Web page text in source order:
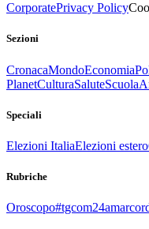
CorporatePrivacy Policy
Sezioni
CronacaMondoEconomia
PlanetCulturaSaluteScuola
Speciali
Elezioni ItaliaElezioni estero
Rubriche
Oroscopo